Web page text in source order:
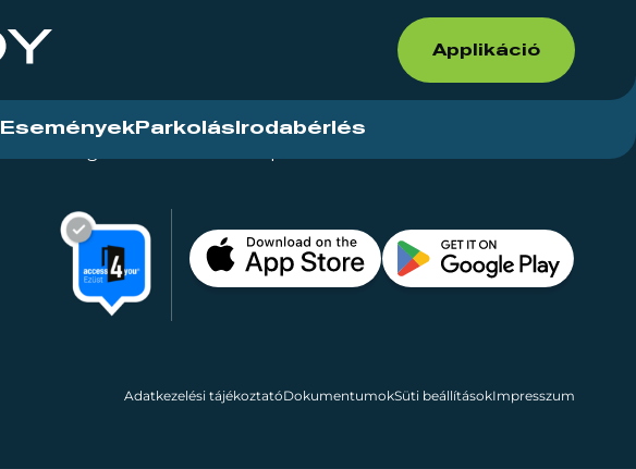
Applikáció
Események Parkolás Irodabérlés
Adatkezelési tájékoztatóDokumentumokSüti beállításokImpresszum